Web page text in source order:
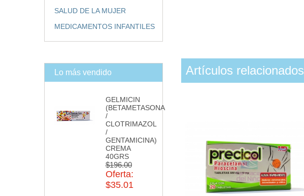
SALUD DE LA MUJER
MEDICAMENTOS INFANTILES
Lo más vendido
GELMICIN
(BETAMETASONA
/
CLOTRIMAZOL
/
GENTAMICINA)
CREMA
40GRS
$196.00
Oferta:
$35.01
Artículos relacionados